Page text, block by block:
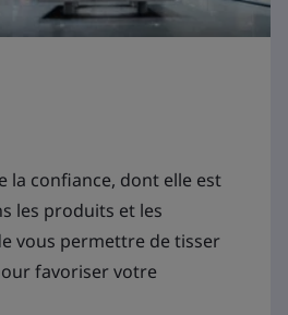
la confiance, dont elle est
les produits et les
vous permettre de tisser
favoriser votre